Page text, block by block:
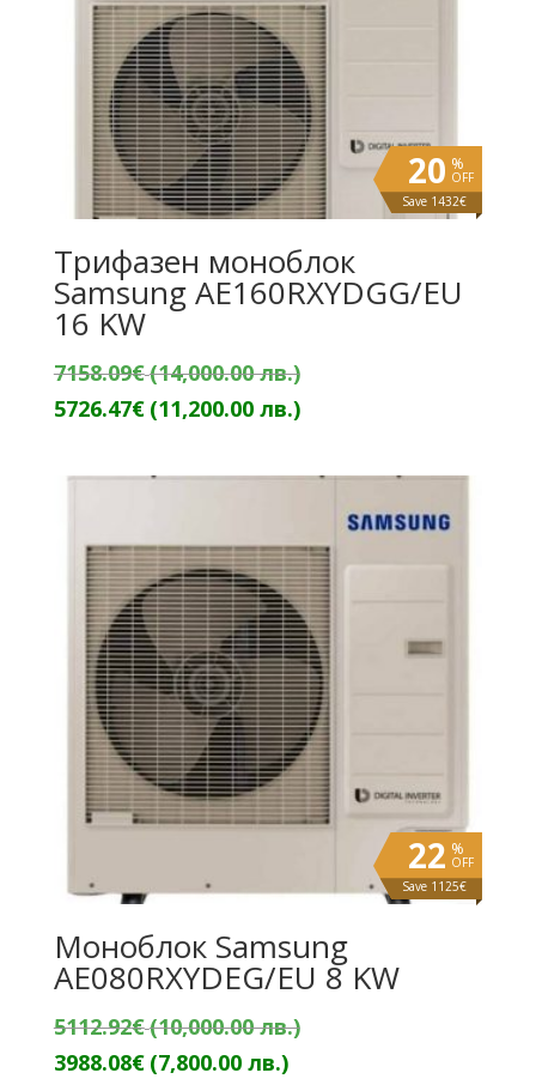
%
OFF
20
Save 1432€
Трифазен моноблок
Samsung AE160RXYDGG/EU
16 KW
7158.09€(14,000.00 лв.)Original
price
7158.09€
(14,000.00
лв.).
5726.47€ (11,200.00 лв.)Текущата
е:
5726.47€
(11,200.00
лв.).
%
OFF
22
Save 1125€
Моноблок Samsung
AE080RXYDEG/EU 8 KW
5112.92€(10,000.00 лв.)Original
3988.08€ (7,800.00 лв.)Текущата